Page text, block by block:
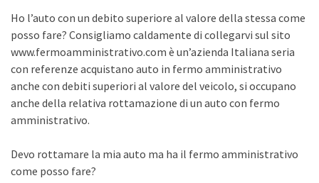
Ho l’auto con un debito superiore al valore della stessa come
posso fare? Consigliamo caldamente di collegarvi sul sito
www.fermoamministrativo.com è un’azienda Italiana seria
con referenze acquistano auto in fermo amministrativo
anche con debiti superiori al valore del veicolo, si occupano
anche della relativa rottamazione di un auto con fermo
amministrativo.
Devo rottamare la mia auto ma ha il fermo amministrativo
come posso fare?